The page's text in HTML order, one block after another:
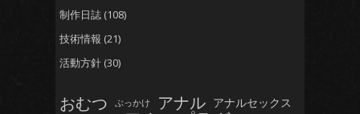
制作日誌 (108)
技術情報 (21)
活動方針 (30)
おむつ ぶっかけ アナル アナルセックス